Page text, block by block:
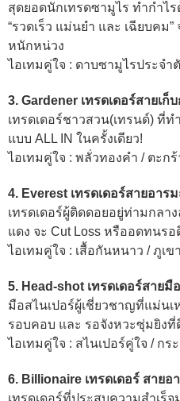
สุดยอดนักเทรดซามูไร ทำกำไ
“รวดเร็ว แม่นยำ และ เฉียบคม
หนักหน่วง
ไอเทมคู่ใจ : ดาบซามูไรประจำ
3. Gardener เทรดเดอร์สายเก็
เทรดเดอร์ชาวสวน(เทรนด์) ที่
แบบ ALL IN ในครั้งเดียว!
ไอเทมคู่ใจ : พลั่วทองคำ / ตะกร้
4. Everest เทรดเดอร์สายอาร
เทรดเดอร์ผู้ติดดอยอยู่ท่ามกล
แดง จะ Cut Loss หรืออดทนรอ
ไอเทมคู่ใจ : เสื้อกันหนาว / ภูเข
5. Head-shot เทรดเดอร์สายมื
มือสไนเปอร์ผู้เชี่ยวชาญที่แม่นเ
รอบคอบ และ รอจังหวะซุ่มยิง
ไอเทมคู่ใจ : สไนเปอร์คู่ใจ / กร
6. Billionaire เทรดเดอร์ สายอ